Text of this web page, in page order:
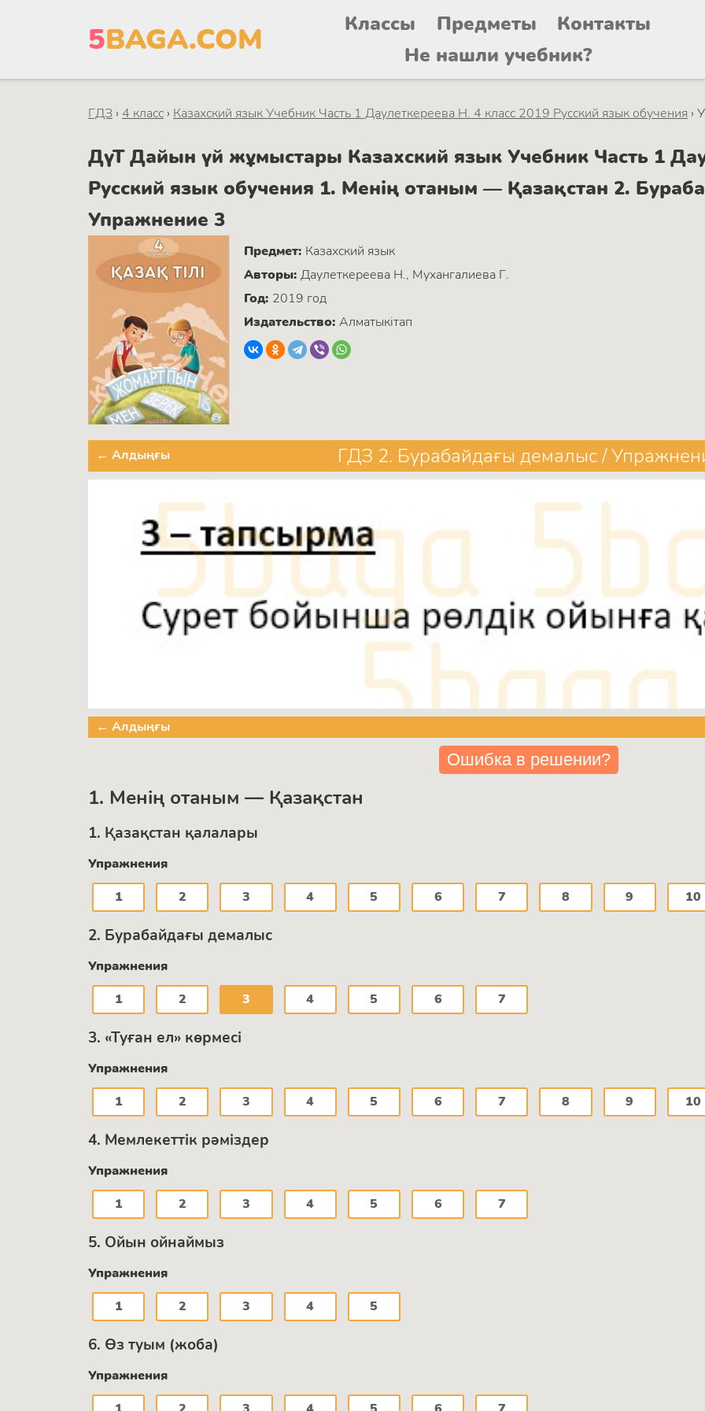
5BAGA.COM Классы Предметы
Контакты
Не нашли учебник?
ГДЗ › 4 класс › Казахский язык Учебник Часть 1 Даулеткереева Н. 4 класс 2019 Русский язык обучения ›
ДүТ Дайын үй жұмыстары Казахский язык Учебник Часть 1
Русский язык обучения 1. Менің отаным — Қазақстан 2.
Упражнение 3
Предмет: Казахский язык
Авторы: Даулеткереева Н., Мухангалиева Г.
Год: 2019 год
Издательство: Алматыкітап
← Алдыңғы ГДЗ 2. Бурабайдағы демалыс /
← Алдыңғы
Ошибка в решении?
1. Менің отаным — Қазақстан
1. Қазақстан қалалары
Упражнения
1
2 3 4 5 6 7 8 9 10
2. Бурабайдағы демалыс
Упражнения
1
2 3 4 5 6 7
3. «Туған ел» көрмесі
Упражнения
1
2 3 4 5 6 7 8 9 10
4. Мемлекеттік рәміздер
Упражнения
1
2 3 4 5 6 7
5. Ойын ойнаймыз
Упражнения
1
2 3 4 5
6. Өз туым (жоба)
Упражнения